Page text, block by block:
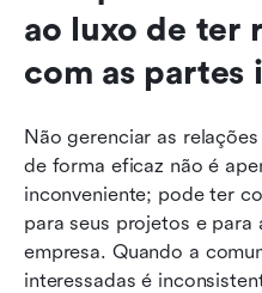
ao luxo de ter
com as partes
Não gerenciar as
de forma eficaz não é
inconveniente; pode ter
para seus projetos e para
empresa. Quando a
interessadas é